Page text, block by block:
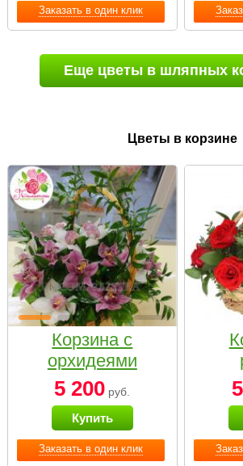
Заказать в один клик
Еще цветы в шляпных
Цветы в корзине
Заказать в один клик
Корзина с
орхидеями
малая
5 200 руб.
Купить